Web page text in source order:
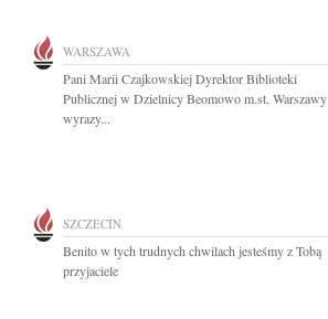
WARSZAWA
Pani Marii Czajkowskiej Dyrektor Biblioteki
Publicznej w Dzielnicy Beomowo m.st. Warszawy
wyrazy...
SZCZECIN
Benito w tych trudnych chwilach jesteśmy z Tobą
przyjaciele